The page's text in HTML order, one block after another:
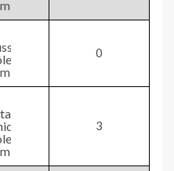
0​​
​3